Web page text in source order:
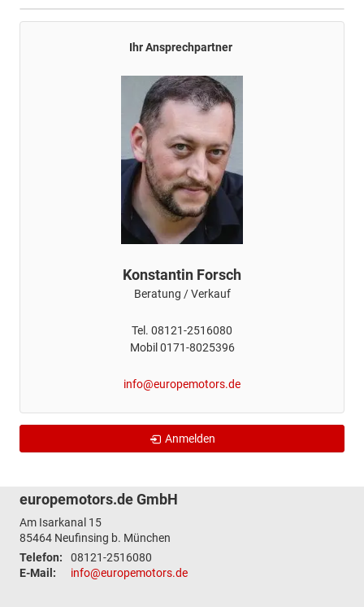
Ihr Ansprechpartner
Konstantin Forsch
Beratung / Verkauf
Tel. 08121-2516080
Mobil 0171-8025396
info@europemotors.de
Anmelden
europemotors.de GmbH
Am Isarkanal 15
85464 Neufinsing b. München
Telefon:
08121-2516080
E-Mail:
info@europemotors.de